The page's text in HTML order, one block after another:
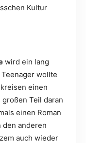
Kultur
wird ein lang
wollte
einen
großen Teil daran
einen Roman
den anderen
auch wieder